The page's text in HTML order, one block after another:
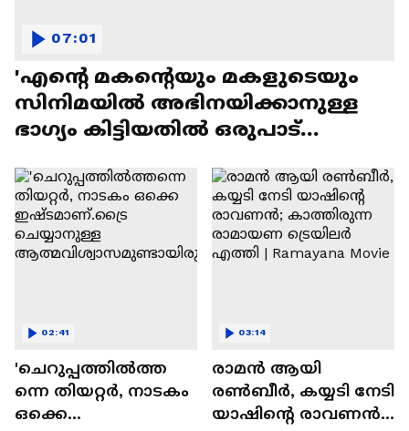
'എന്റെ മകന്റെയും മകളുടെയും
സിനിമയിൽ അഭിനയിക്കാനുള്ള
ഭാഗ്യം കിട്ടിയതിൽ ഒരുപാട്
07:01
'ചെറുപ്പത്തിൽത്ത
ന്നെ തിയറ്റർ, നാടകം
ഒക്കെ
02:41
രാമന്‍ ആയി
രൺബീർ, കയ്യടി നേടി
യാഷിന്റെ രാവണൻ;
03:14